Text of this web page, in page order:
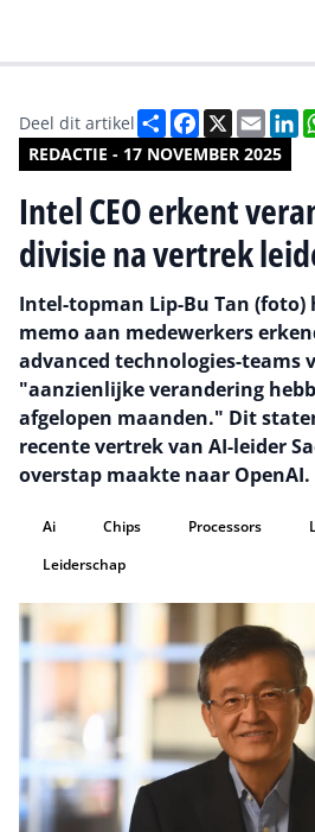
REDACTIE - 17 NOVEMBER 2025
Deel dit artikel DeelFacebook
X Email
Intel CEO erkent
divisie na vertrek
Intel-topman Lip-Bu Tan
memo aan medewerkers
advanced technologies-teams
"aanzienlijke verandering
afgelopen maanden." Dit
recente vertrek van AI-leider
overstap maakte naar OpenAI.
Ai Chips Processors
Leiderschap